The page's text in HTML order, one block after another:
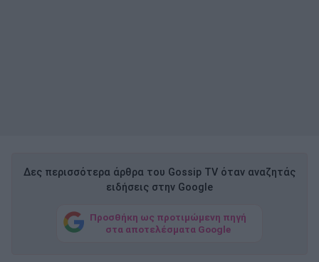
Δες περισσότερα άρθρα του Gossip TV όταν αναζητάς
ειδήσεις στην Google
Προσθήκη ως προτιμώμενη πηγή
στα αποτελέσματα Google